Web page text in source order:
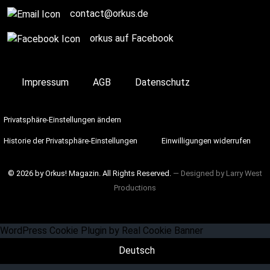
contact@orkus.de
orkus auf Facebook
Impressum AGB Datenschutz
Privatsphäre-Einstellungen ändern
Historie der Privatsphäre-Einstellungen Einwilligungen widerrufen
© 2026 by Orkus! Magazin. All Rights Reserved. ― Designed by Larry West
Productions
WordPress Cookie Plugin by Real Cookie Banner
Deutsch